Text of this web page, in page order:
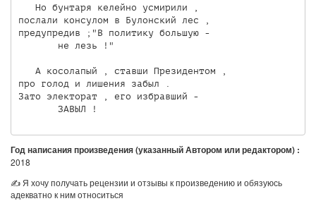
   Но бунтаря келейно усмирили ,
послали консулом в Булонский лес ,
предупредив ;"В политику большую -
       не лезь !"
   А косолапый , ставши Президентом ,
про голод и лишения забыл .
Зато электорат , его избравший -
Год написания произведения (указанный Автором или редактором) :
2018
✍ Я хочу получать рецензии и отзывы к произведению и обязуюсь
адекватно к ним относиться